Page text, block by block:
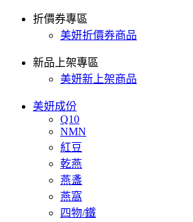
折價券專區
美妍折價券商品
新品上架專區
美妍新上架商品
美妍成份
Q10
NMN
紅豆
乾燕
燕盞
燕窩
四物/鐵